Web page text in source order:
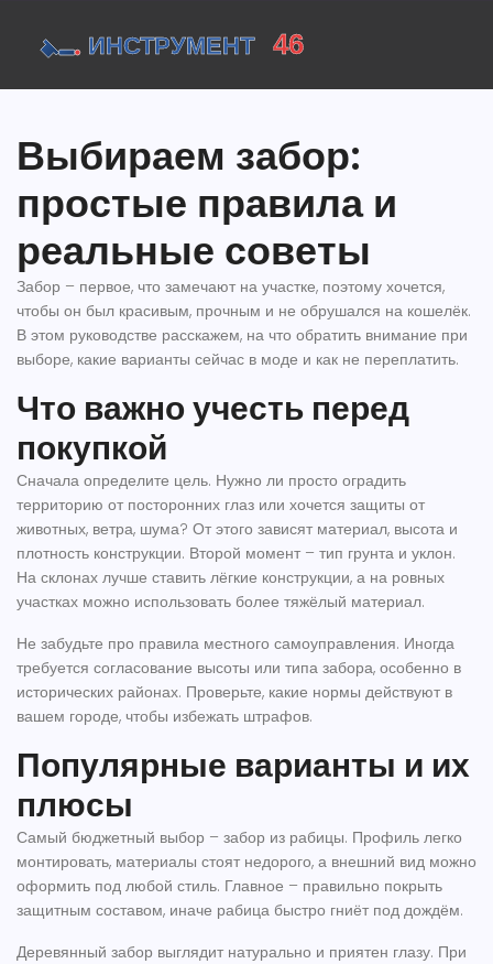
Выбираем забор:
простые правила и
реальные советы
Забор – первое, что замечают на участке, поэтому хочется,
чтобы он был красивым, прочным и не обрушался на кошелёк.
В этом руководстве расскажем, на что обратить внимание при
выборе, какие варианты сейчас в моде и как не переплатить.
Что важно учесть перед
покупкой
Сначала определите цель. Нужно ли просто оградить
территорию от посторонних глаз или хочется защиты от
животных, ветра, шума? От этого зависят материал, высота и
плотность конструкции. Второй момент – тип грунта и уклон.
На склонах лучше ставить лёгкие конструкции, а на ровных
участках можно использовать более тяжёлый материал.
Не забудьте про правила местного самоуправления. Иногда
требуется согласование высоты или типа забора, особенно в
исторических районах. Проверьте, какие нормы действуют в
вашем городе, чтобы избежать штрафов.
Популярные варианты и их
плюсы
Самый бюджетный выбор – забор из рабицы. Профиль легко
монтировать, материалы стоят недорого, а внешний вид можно
оформить под любой стиль. Главное – правильно покрыть
защитным составом, иначе рабица быстро гниёт под дождём.
Деревянный забор выглядит натурально и приятен глазу. При